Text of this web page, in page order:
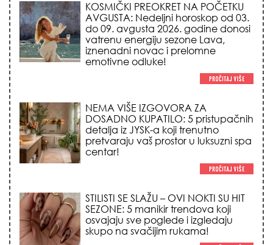
KOSMIČKI PREOKRET NA POČETKU
AVGUSTA: Nedeljni horoskop od 03.
do 09. avgusta 2026. godine donosi
vatrenu energiju sezone Lava,
iznenadni novac i prelomne
emotivne odluke!
NEMA VIŠE IZGOVORA ZA
DOSADNO KUPATILO: 5 pristupačnih
detalja iz JYSK-a koji trenutno
pretvaraju vaš prostor u luksuzni spa
centar!
STILISTI SE SLAŽU – OVI NOKTI SU HIT
SEZONE: 5 manikir trendova koji
osvajaju sve poglede i izgledaju
skupo na svačijim rukama!